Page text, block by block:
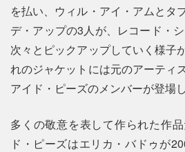
を払い、ウィル・アイ・アムとタ
デ・アップの3人が、レコード・
次々とピックアップしていく様子
れのジャケットには元のアーティ
アイド・ピーズのメンバーが登場し
多くの敬意を表して作られた作
ド・ピーズはエリカ・バドゥが